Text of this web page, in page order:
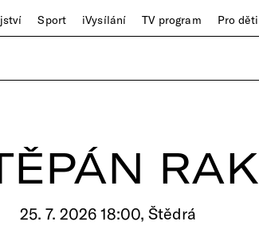
Sport iVysílání TV program Pro děti
RAK
25. 7. 2026 18:00, Štědrá